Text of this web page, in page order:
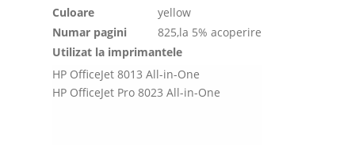
Culoare
yellow
Numar pagini
825,la 5% acoperire
Utilizat la imprimantele
HP OfficeJet 8013 All-in-One
HP OfficeJet Pro 8023 All-in-One